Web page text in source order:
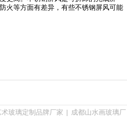
火等方面有差异，有些不锈钢屏风可能
术玻璃定制品牌厂家 | 成都山水画玻璃厂